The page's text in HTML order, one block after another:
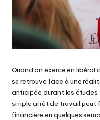
Quand on exerce en libéral
se retrouve face à une
anticipée durant les études
simple arrêt de travail peut
financière en quelques